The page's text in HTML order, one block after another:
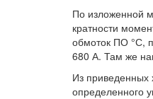
По изложенной
кратности
обмоток ПО °С,
680 А. Там же
Из приведенных
определенного